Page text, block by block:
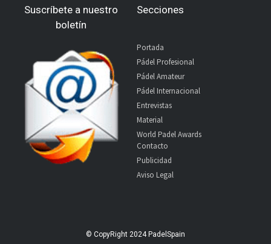
Suscríbete a nuestro
boletín
Secciones
Portada
Pádel Profesional
Pádel Amateur
Pádel Internacional
Entrevistas
Material
World Padel Awards
Contacto
Publicidad
Aviso Legal
© CopyRight 2024 PadelSpain